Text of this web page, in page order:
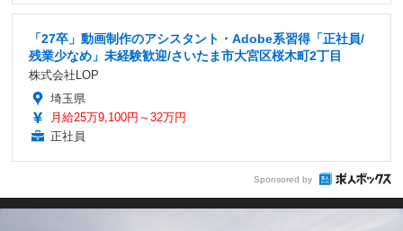
「27卒」動画制作のアシスタント・Adobe系習得「正社員/
残業少なめ」未経験歓迎/さいたま市大宮区桜木町2丁目
株式会社LOP
埼玉県
月給25万9,100円～32万円
正社員
Sponsored by